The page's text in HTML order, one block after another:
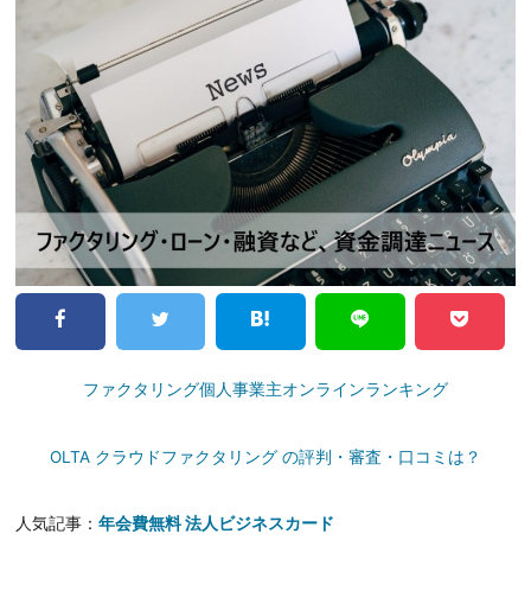
ファクタリング個人事業主オンラインランキング
OLTA クラウドファクタリング の評判・審査・口コミは？
人気記事：年会費無料 法人ビジネスカード